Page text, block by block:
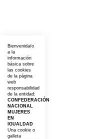
Bienvenida/o
a la
información
básica sobre
las cookies
de la página
web
responsabilidad
de la entidad:
CONFEDERACIÓN
NACIONAL
MUJERES
EN
IGUALDAD
Una cookie o
galleta